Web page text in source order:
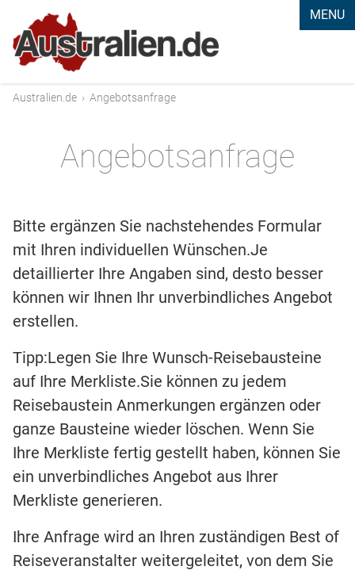
MENU
Australien.de › Angebotsanfrage
Angebotsanfrage
Bitte ergänzen Sie nachstehendes Formular
mit Ihren individuellen Wünschen.Je
detaillierter Ihre Angaben sind, desto besser
können wir Ihnen Ihr unverbindliches Angebot
erstellen.
Tipp:Legen Sie Ihre Wunsch-Reisebausteine
auf Ihre Merkliste.Sie können zu jedem
Reisebaustein Anmerkungen ergänzen oder
ganze Bausteine wieder löschen. Wenn Sie
Ihre Merkliste fertig gestellt haben, können Sie
ein unverbindliches Angebot aus Ihrer
Merkliste generieren.
Ihre Anfrage wird an Ihren zuständigen Best of
Reiseveranstalter weitergeleitet, von dem Sie